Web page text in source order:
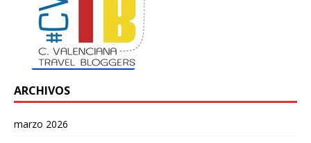
ARCHIVOS
marzo 2026